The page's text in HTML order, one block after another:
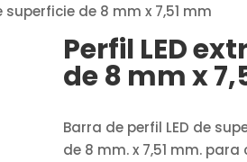
superficie de 8 mm x 7,51 mm
Perfil LED
de 8 mm x
Barra de perfil LED de
de 8 mm. x 7,51 mm.